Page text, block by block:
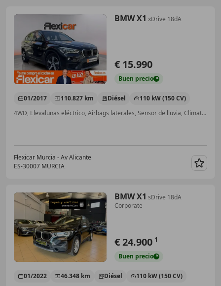
BMW X1 xDrive 18dA
€ 15.990
Buen precio
01/2017 110.827 km Diésel
110 kW (150 CV)
4WD, Elevalunas eléctrico, Airbags laterales, Sensor de lluvia, Climatizador automático, Faros antiniebla, Cierre centralizado
Flexicar Murcia - Av Alicante
ES-30007 MURCIA
BMW X1 sDrive 18dA
Corporate
€ 24.900 1
Buen precio
01/2022 46.348 km Diésel 110 kW (150 CV)